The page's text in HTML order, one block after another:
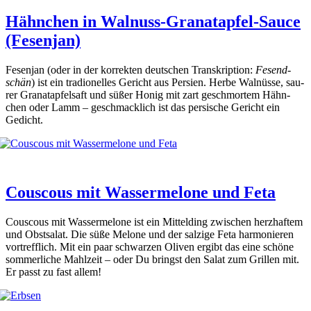
Hähnchen in Walnuss-Granatapfel-Sauce
(Fesenjan)
Fesen­jan (oder in der kor­rek­ten deut­schen Tran­skrip­ti­on: Fesend­
schän) ist ein tra­dio­nel­les Gericht aus Per­si­en. Her­be Wal­nüs­se, sau­
rer Gra­nat­ap­fel­saft und süßer Honig mit zart geschmor­tem Hähn­
chen oder Lamm – geschmack­lich ist das per­si­sche Gericht ein
Gedicht.
Couscous mit Wassermelone und Feta
Cous­cous mit Was­ser­me­lo­ne ist ein Mit­tel­ding zwi­schen herz­haf­tem
und Obst­sa­lat. Die süße Melo­ne und der sal­zi­ge Feta har­mo­nie­ren
vor­treff­lich. Mit ein paar schwar­zen Oli­ven ergibt das eine schö­ne
som­mer­li­che Mahl­zeit – oder Du bringst den Salat zum Gril­len mit.
Er passt zu fast allem!